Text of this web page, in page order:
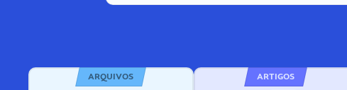
ARQUIVOS ARTIGOS